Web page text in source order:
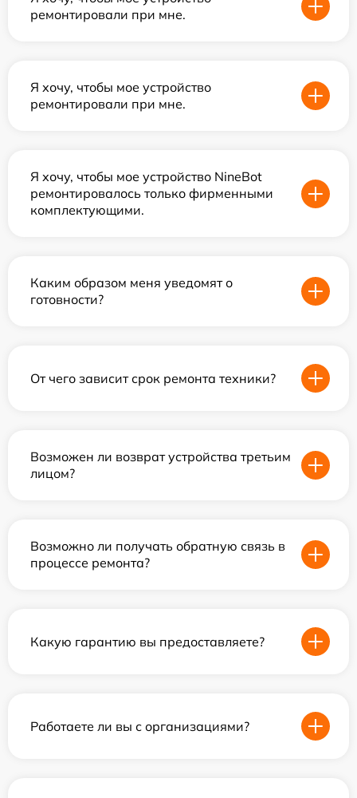
ремонтировали при мне.
Я хочу, чтобы мое устройство
ремонтировали при мне.
Я хочу, чтобы мое устройство NineBot
ремонтировалось только фирменными
комплектующими.
Каким образом меня уведомят о
готовности?
От чего зависит срок ремонта техники?
Возможен ли возврат устройства третьим
лицом?
Возможно ли получать обратную связь в
процессе ремонта?
Какую гарантию вы предоставляете?
Работаете ли вы с организациями?